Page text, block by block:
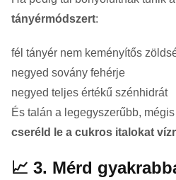
tányérmódszert:
fél tányér nem keményítős
negyed sovány fehérje
negyed teljes értékű szénhidrát
És talán a legegyszerűbb,
cseréld le a cukros italokat
📈 3. Mérd